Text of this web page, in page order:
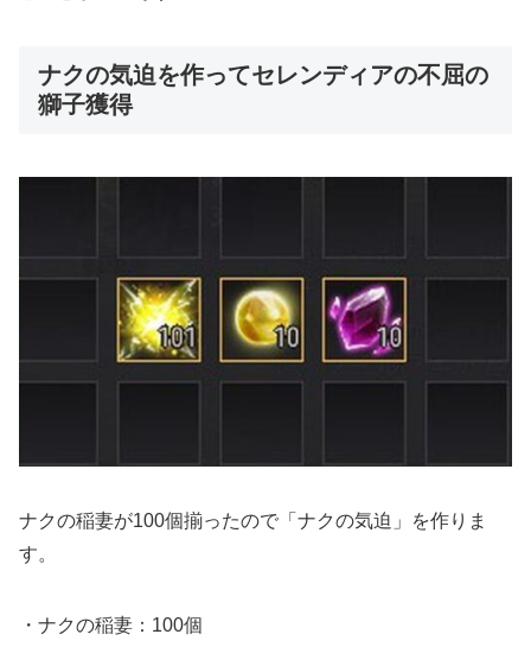
ナクの気迫を作ってセレンディアの不屈の
獅子獲得
ナクの稲妻が100個揃ったので「ナクの気迫」を作りま
す。
・ナクの稲妻：100個